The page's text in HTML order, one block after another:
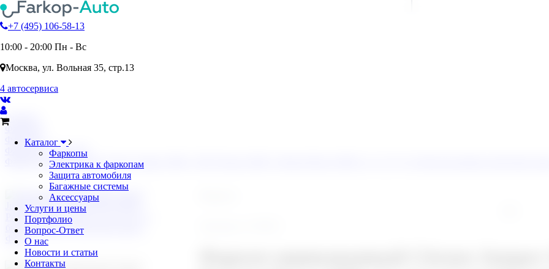
+7 (495) 106-58-13
10:00 - 20:00 Пн - Вс
Москва, ул. Вольная 35, стр.13
4 автосервиса
Каталог
Фаркопы
Электрика к фаркопам
Защита автомобиля
Багажные системы
Аксессуары
Услуги и цены
Портфолио
Вопрос-Ответ
О нас
Новости и статьи
Контакты
Главная
Фаркопы
Фаркопы
Фаркопы CITROEN
Фаркоп оцинкованный Citroen Jumper 2006-, FIAT Ducato 2006-, Peugeot Boxer 2006- L1, L2, L3, L4 быстросъемное крепление